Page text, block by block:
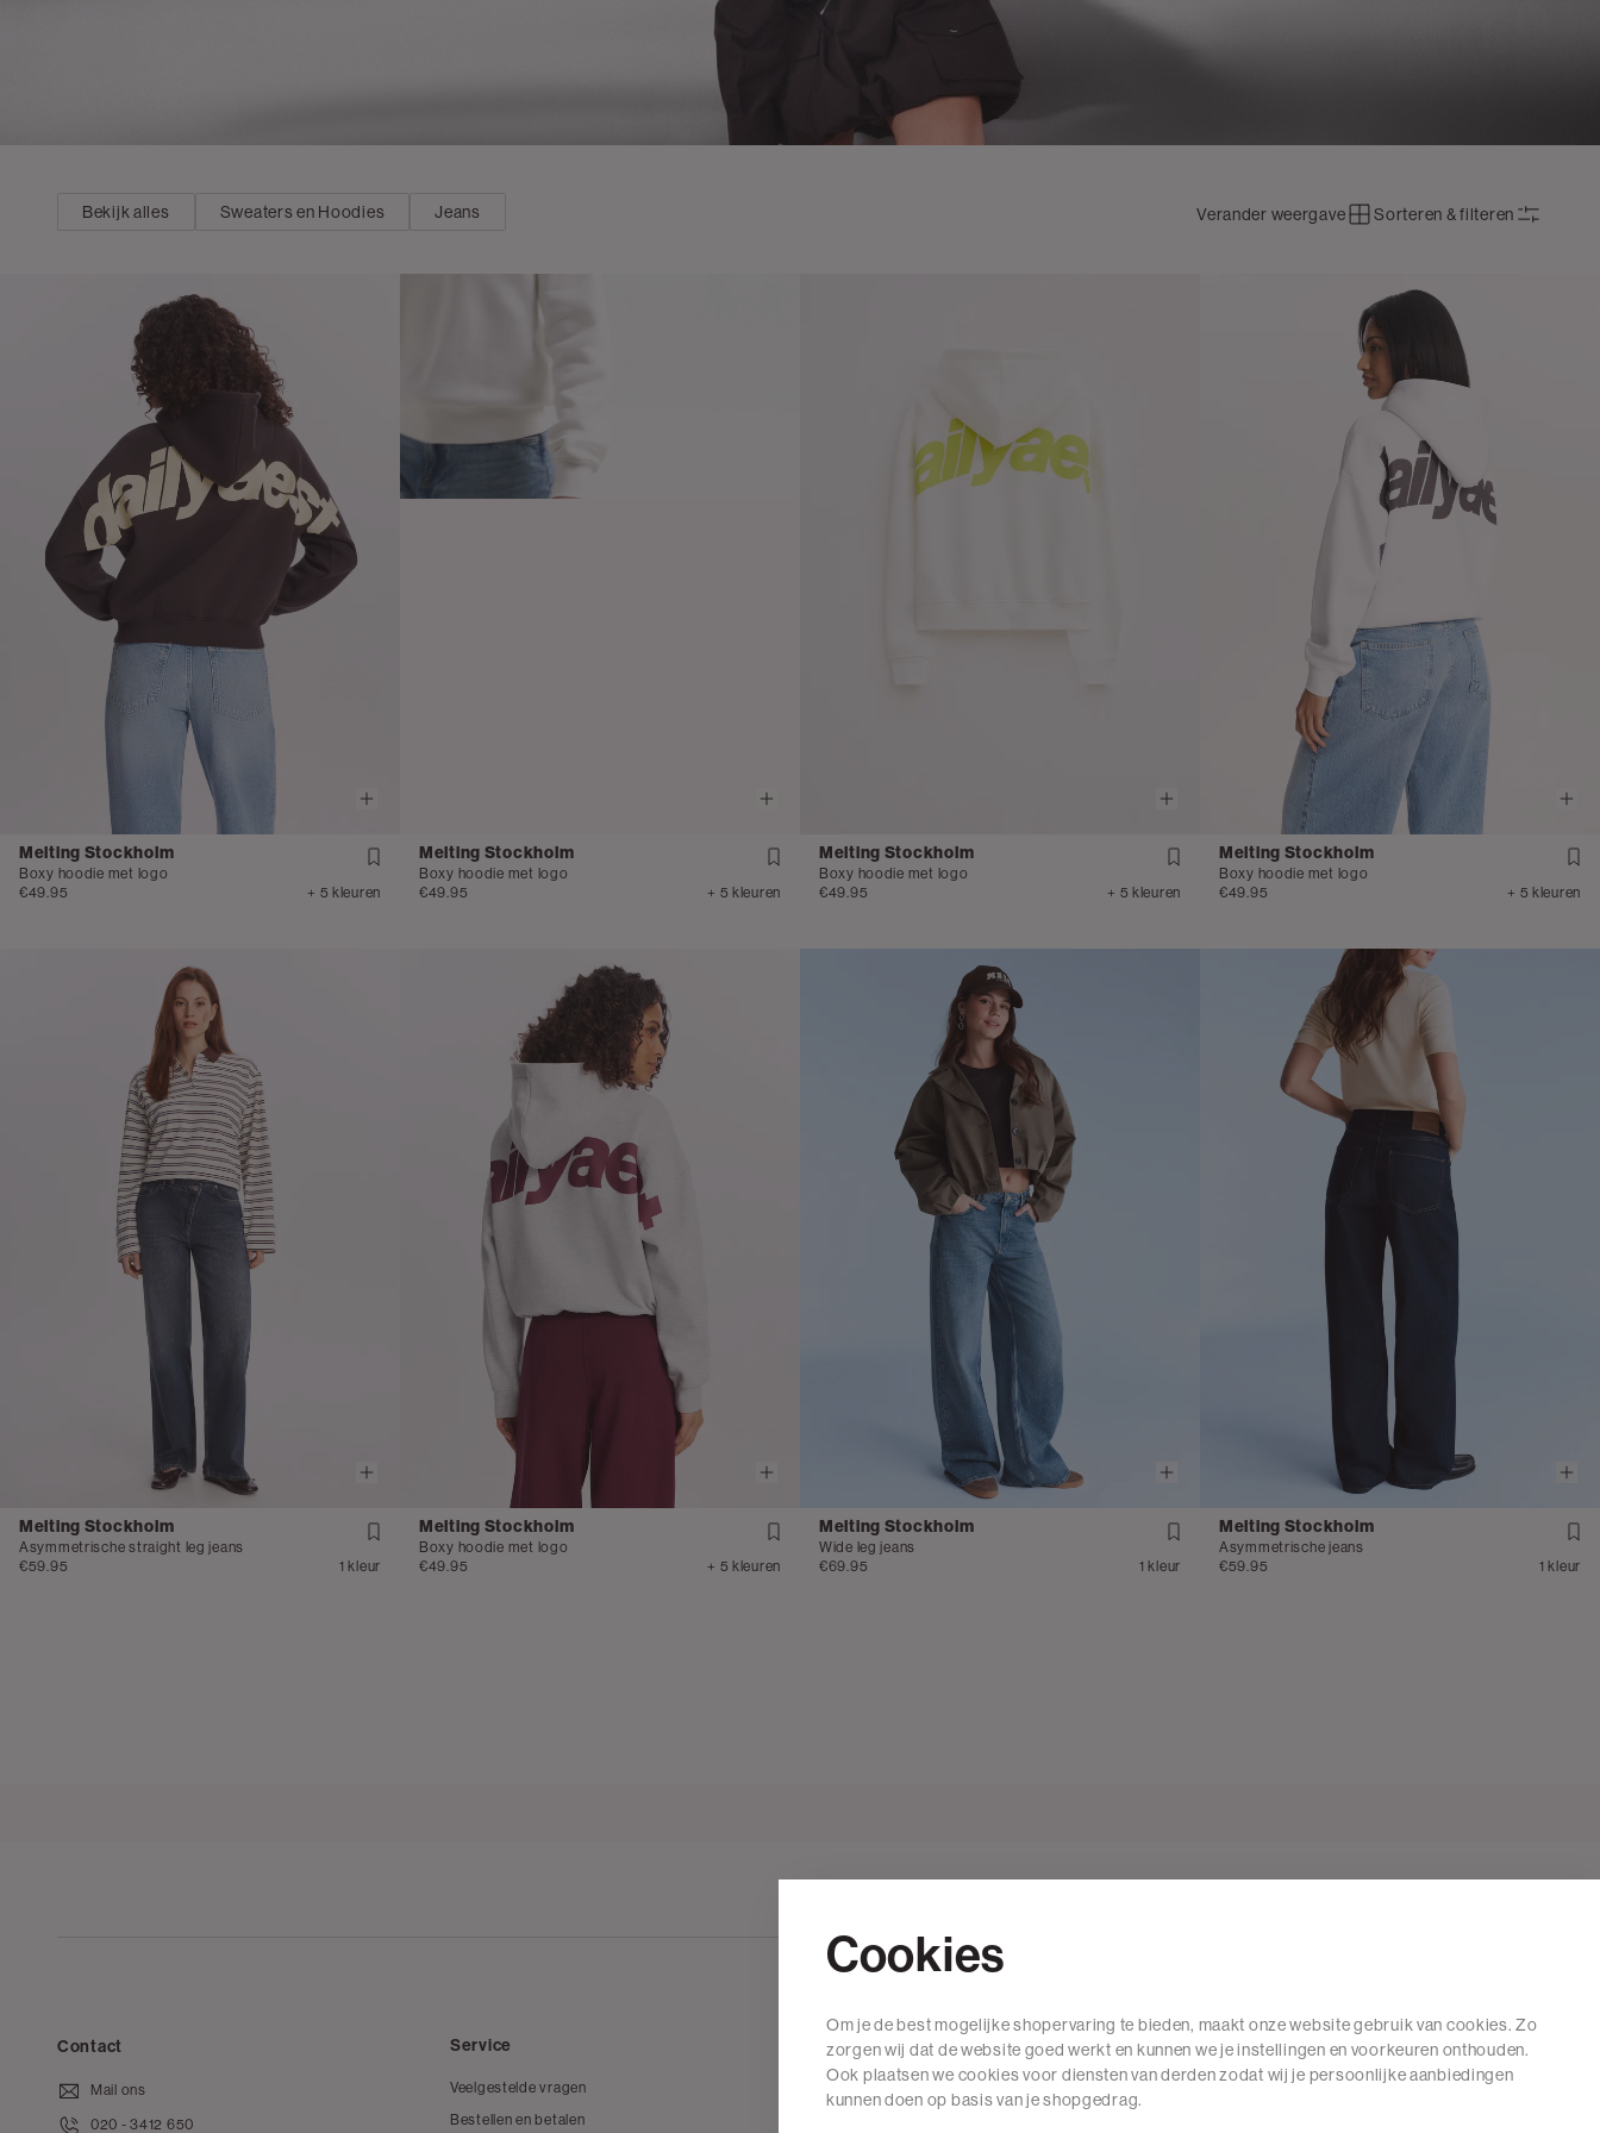
Bekijk alles Sweaters en Hoodies Jeans Verander weergave Sorteren & filteren
Melting Stockholm
Boxy hoodie met logo
€49.95
+ 5 kleuren
Melting Stockholm
Boxy hoodie met logo
€49.95
+ 5 kleuren
Melting Stockholm
Boxy hoodie met logo
€49.95
+ 5 kleuren
Melting Stockholm
Boxy hoodie met logo
€49.95
+ 5 kleuren
Melting Stockholm
Asymmetrische straight leg jeans
€59.95
1 kleur
Melting Stockholm
Boxy hoodie met logo
€49.95
+ 5 kleuren
Melting Stockholm
Wide leg jeans
€69.95
1 kleur
Melting Stockholm
Asymmetrische jeans
€59.95
1 kleur
Contact
Mail ons
020 - 3412 650
Service
Veelgestelde vragen
Bestellen en betalen
Wij zijn The Sting
Over The Sting
Cookies
Om je de best mogelijke shopervaring te bieden, maakt onze website gebruik van cookies. Zo
zorgen wij dat de website goed werkt en kunnen we je instellingen en voorkeuren onthouden.
Ook plaatsen we cookies voor diensten van derden zodat wij je persoonlijke aanbiedingen
kunnen doen op basis van je shopgedrag.